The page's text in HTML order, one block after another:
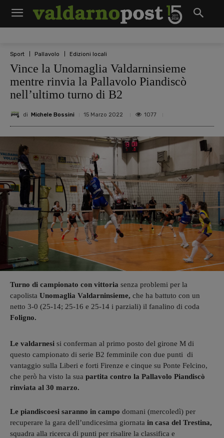
Sport Pallavolo Edizioni locali
Vince la Unomaglia Valdarninsieme
mentre rinvia la Pallavolo Piandiscò
nell’ultimo turno di B2
di Michele Bossini 15 Marzo 2022 1077
Turno di campionato con vittoria senza problemi per la
capolista Unomaglia Valdarninsieme, che ha battuto con un
netto 3-0 (25-14; 25-16 e 25-14 i parziali) il fanalino di coda
Foligno.
Le valdarnesi si conferman al primo posto del girone M di
questo campionato di serie B2 femminile con due punti di
vantaggio sulla Liberi e forti Firenze e cinque su Ponte Felcino,
che però ha visto la sua partita contro la Pallavolo Piandiscò
rinviata al 30 marzo.
Le piandiscoesi saranno in campo domani (mercoledì) per
recuperare la gara dell’undicesima giornata in casa del Trestina,
squadra alla ricerca di punti per risalire la classifica e